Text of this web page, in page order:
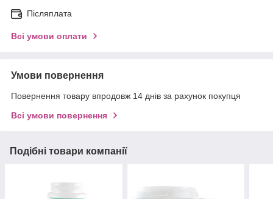
Післяплата
Всі умови оплати
Умови повернення
Повернення товару впродовж 14 днів за рахунок покупця
Всі умови повернення
Подібні товари компанії